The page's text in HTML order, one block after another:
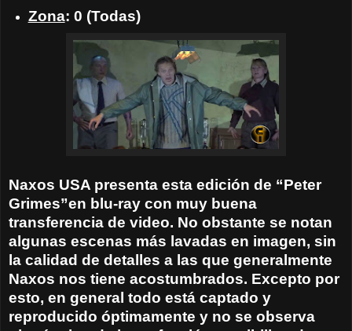
Zona: 0 (Todas)
Naxos USA presenta esta edición de “Peter
Grimes”en blu-ray con muy buena
transferencia de video. No obstante se notan
algunas escenas más lavadas en imagen, sin
la calidad de detalles a las que generalmente
Naxos nos tiene acostumbrados. Excepto por
esto, en general todo está captado y
reproducido óptimamente y no se observa